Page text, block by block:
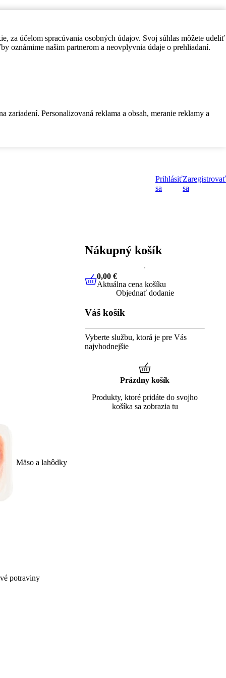
za účelom spracúvania osobných údajov. Svoj súhlas môžete udeliť
oznámime našim partnerom a neovplyvnia údaje o prehliadaní.
Personalizovaná reklama a obsah, meranie reklamy a
Prihlásiť
sa
Zaregistrovať
sa
Mäso a lahôdky
potraviny
Nákupný košík
0,00 €Aktuálna cena košíku
0,00 €
Aktuálna cena košíku
Objednať dodanie
Váš košík
Vyberte službu, ktorá je pre Vás
najvhodnejšie
Prázdny košík
Produkty, ktoré pridáte do svojho
košíka sa zobrazia tu